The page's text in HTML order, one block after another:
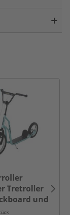
Tretroller
und
12